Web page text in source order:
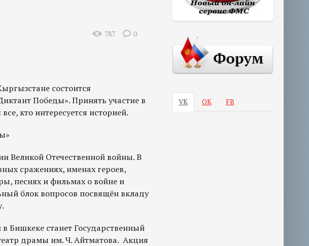
787 0
состоится
Победы». Принять участие в
кто интересуется историей.
Великой Отечественной войны. В
сражениях, именах героев,
песнях и фильмах о войне и
блок вопросов посвящён вкладу
Бишкеке станет Государственный
драмы им. Ч. Айтматова. Акция
VK ОК FB